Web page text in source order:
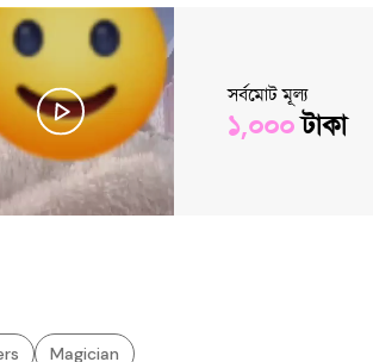
সর্বমোট মূল্য
১,০০০টাকা
Magician